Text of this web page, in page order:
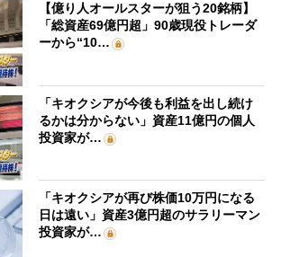
【億り人オールスターが狙う20銘柄】
「総資産69億円超」90歳現役トレーダ
ーから“10…
「キオクシアが今後も利益を出し続け
るかは分からない」資産11億円の個人
投資家が…
「キオクシアが再び株価10万円になる
日は遠い」資産3億円超のサラリーマン
投資家が…